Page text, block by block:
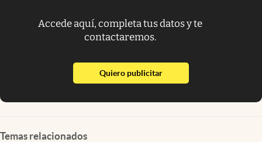
Accede aquí, completa tus datos y te
contactaremos.
Quiero publicitarabre en nueva pestaña
Temas relacionados